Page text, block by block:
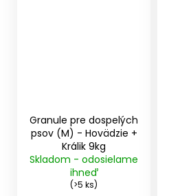
Granule pre dospelých
psov (M) - Hovädzie +
Králik 9kg
Skladom - odosielame
ihneď
(>5 ks)